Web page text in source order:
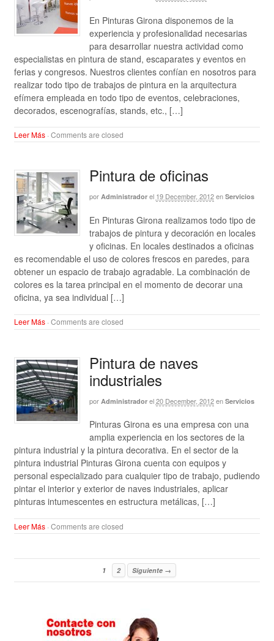
En Pinturas Girona disponemos de la
experiencia y profesionalidad necesarias
para desarrollar nuestra actividad como
especialistas en pintura de stand, escaparates y eventos en
ferias y congresos. Nuestros clientes confían en nosotros para
realizar todo tipo de trabajos de pintura en la arquitectura
efímera empleada en todo tipo de eventos, celebraciones,
decorados, escenografías, stands, etc., […]
Leer Más· Comments are closed
Pintura de oficinas
por Administrador el 19 December, 2012 en Servicios
En Pinturas Girona realizamos todo tipo de
trabajos de pintura y decoración en locales
y oficinas. En locales destinados a oficinas
es recomendable el uso de colores frescos en paredes, para
obtener un espacio de trabajo agradable. La combinación de
colores es la tarea principal en el momento de decorar una
oficina, ya sea individual […]
Leer Más· Comments are closed
Pintura de naves
industriales
por Administrador el 20 December, 2012 en Servicios
Pinturas Girona es una empresa con una
amplia experiencia en los sectores de la
pintura industrial y la pintura decorativa. En el sector de la
pintura industrial Pinturas Girona cuenta con equipos y
personal especializado para cualquier tipo de trabajo, pudiendo
pintar el interior y exterior de naves industriales, aplicar
pinturas intumescentes en estructura metálicas, […]
Leer Más· Comments are closed
1 2 Siguiente →